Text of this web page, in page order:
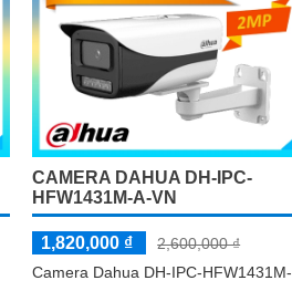
CAMERA DAHUA DH-IPC-
HFW1431M-A-VN
1,820,000 ₫
2,600,000 ₫
Camera Dahua DH-IPC-HFW1431M-